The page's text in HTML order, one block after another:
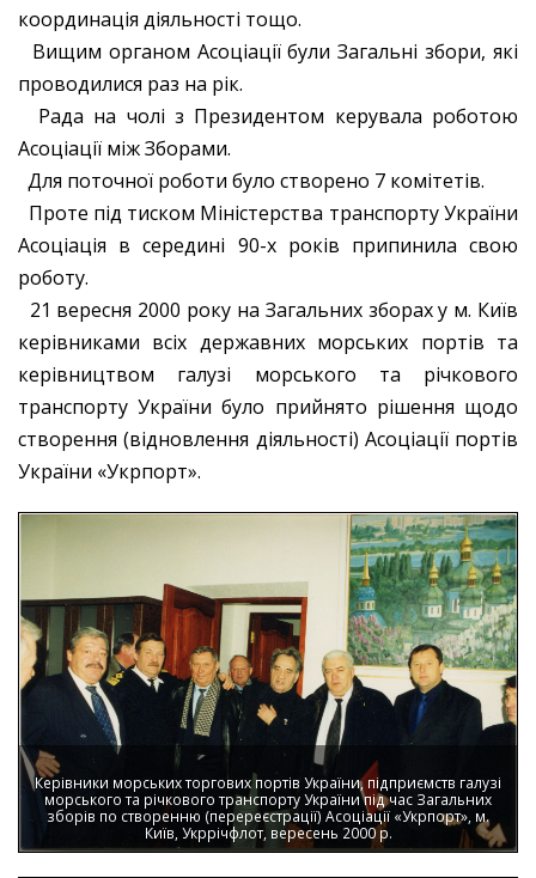
координація діяльності тощо.
Вищим органом Асоціації були Загальні збори, які
проводилися раз на рік.
Рада на чолі з Президентом керувала роботою
Асоціації між Зборами.
Для поточної роботи було створено 7 комітетів.
Проте під тиском Міністерства транспорту України
Асоціація в середині 90-х років припинила свою
роботу.
21 вересня 2000 року на Загальних зборах у м. Київ
керівниками всіх державних морських портів та
керівництвом галузі морського та річкового
транспорту України було прийнято рішення щодо
створення (відновлення діяльності) Асоціації портів
України «Укрпорт».
Керівники морських торгових портів України, підприємств галузі
морського та річкового транспорту України під час Загальних
зборів по створенню (перереєстрації) Асоціації «Укрпорт», м.
Київ, Укррічфлот, вересень 2000 р.